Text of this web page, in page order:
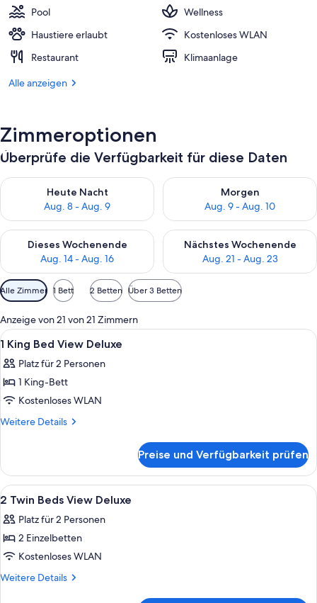
Pool
Wellness
Haustiere erlaubt
Kostenloses WLAN
Restaurant
Klimaanlage
Alle anzeigen
Zimmeroptionen
Überprüfe die Verfügbarkeit für diese Daten
Heute Nacht
Aug. 8 - Aug. 9
Überprüfe die Verfügbarkeit für heute Nacht, Aug. 8 - Aug. 9.
Morgen
Aug. 9 - Aug. 10
Überprüfe die Verfügbarkeit
Dieses Wochenende
Aug. 14 - Aug. 16
Überprüfe die Verfügbarkeit für dieses Wochenende, Aug. 14
Nächstes Wochenende
Aug. 21 - Aug. 23
Überprüfe die Verfügbarkeit
Verfügbare
Filter
für
Zimmer
Alle Zimmer 1 Bett 2 Betten Über 3 Betten
Anzeige von 21 von 21 Zimmern
Alle
Fotos
für
1
King
Bed
anzeigen
Ein Hotelzimmer mit Bett, Sofa,
4
1 King Bed View Deluxe
Platz für 2 Personen
1 King-Bett
Kostenloses WLAN
Weitere Details
Weitere
King
Bed
View
Preise und Verfügbarkeit prüfen
Alle
Fotos
für
2
Twin
Beds
Allergikerbettwaren, Minibar,
10
2 Twin Beds View Deluxe
Platz für 2 Personen
2 Einzelbetten
Kostenloses WLAN
Weitere Details
Weitere